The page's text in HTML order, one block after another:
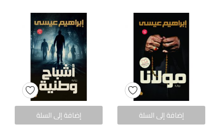
إضافة إلى السلة إضافة إلى السلة